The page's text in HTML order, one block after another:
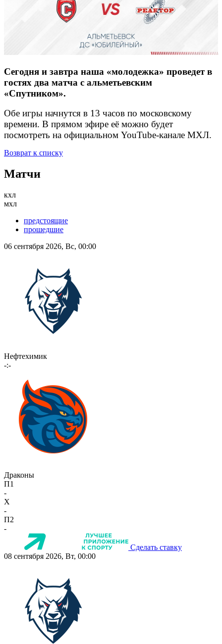
Сегодня и завтра наша «молодежка» проведет в
гостях два матча с альметьевским
«Спутником».
Обе игры начнутся в 13 часов по московскому
времени. В прямом эфире её можно будет
посмотреть на официальном YouTube-канале МХЛ.
Возврат к списку
Матчи
кхл
мхл
предстоящие
прошедшие
06 сентября 2026, Вс, 00:00
Нефтехимик
-:-
Драконы
П1
-
X
-
П2
-
Сделать ставку
08 сентября 2026, Вт, 00:00